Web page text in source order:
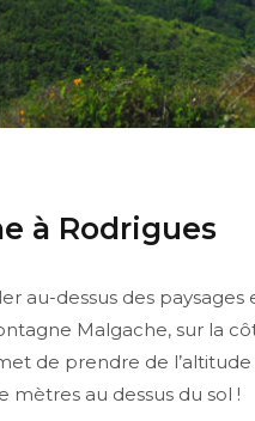
à Rodrigues
au-dessus des
Malgache, sur la
de prendre de
mètres au dessus du sol !